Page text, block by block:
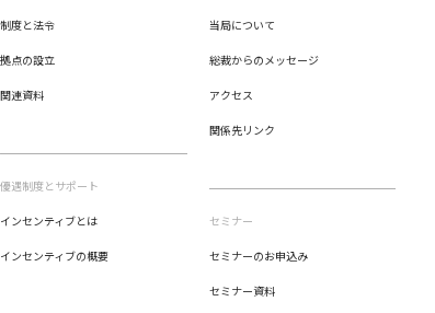
制度と法令
拠点の設立
関連資料
優遇制度とサポート
インセンティブとは
インセンティブの概要
当局について
総裁からのメッセージ
アクセス
関係先リンク
セミナー
セミナーのお申込み
セミナー資料